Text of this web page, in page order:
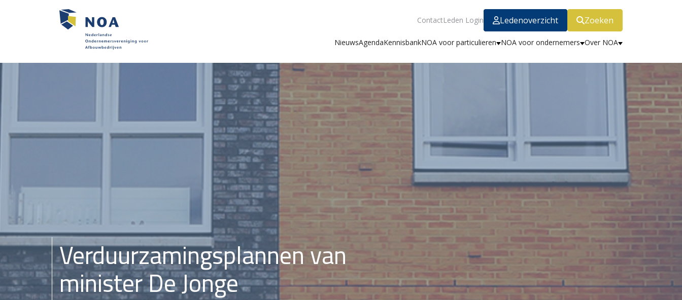
ContactLeden Login Ledenoverzicht Zoeken
NieuwsAgendaKennisbankNOA voor particulieren NOA voor ondernemers Over NOA
Verduurzamingsplannen van
minister De Jonge